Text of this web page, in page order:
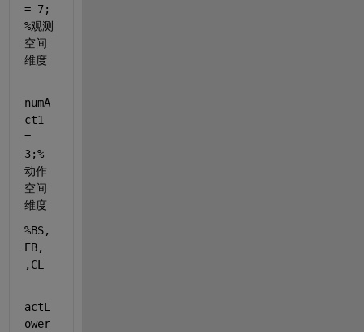
%观测
空间
维度
numA
ct1
=
3;%
动作
空间
维度
%BS,
EB,
,CL
actL
ower